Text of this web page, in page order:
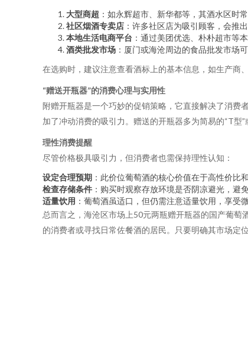
大型商超 ：如永辉超市、新华都等，其酒水区时
社区烟酒专卖店 ：许多社区店为吸引顾客，会推
本地生活电商平台 ：通过美团优选、朴朴超市等
酒类批发市场 ：厦门或海沧周边的食品批发市场
在选购时，建议注意查看酒标上的基本信息，如生产商
“赠送开瓶器”的消费心理与实用性
附赠开瓶器是一个巧妙的促销策略，它直接解决了消费
加了冲动消费的吸引力。赠送的开瓶器多为简易的“T型”
理性消费提醒
尽管价格极具吸引力，但消费者也需保持理性认知：
设定合理预期 ：此价位葡萄酒的核心价值在于高性价比
检查存储条件 ：购买时观察存放环境是否阴凉避光，避
适量饮用 ：葡萄酒虽适口，但仍需注意适量饮用，享受
总而言之，海沧区市场上50元两瓶赠开瓶器的国产葡
的消费者或寻找日常佐餐酒的居民。只要明确其市场定